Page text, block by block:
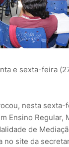
e sexta-feira
nesta sexta-
Ensino Regular,
de
no site da